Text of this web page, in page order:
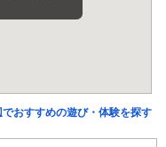
でおすすめの遊び・体験を探す